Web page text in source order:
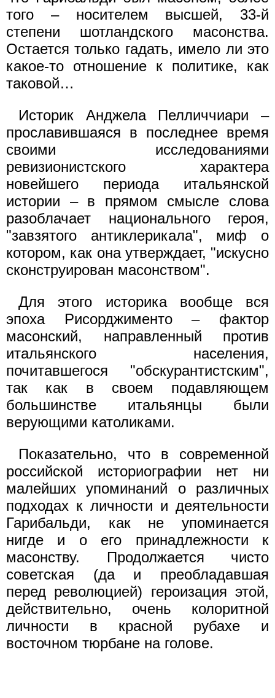
того – носителем высшей, 33-й
степени шотландского масонства.
Остается только гадать, имело ли это
какое-то отношение к политике, как
таковой…
Историк Анджела Пелличчиари –
прославившаяся в последнее время
своими исследованиями
ревизионистского характера
новейшего периода итальянской
истории – в прямом смысле слова
разоблачает национального героя,
"завзятого антиклерикала", миф о
котором, как она утверждает, "искусно
сконструирован масонством".
Для этого историка вообще вся
эпоха Рисорджименто – фактор
масонский, направленный против
итальянского населения,
почитавшегося "обскурантистским",
так как в своем подавляющем
большинстве итальянцы были
верующими католиками.
Показательно, что в современной
российской историографии нет ни
малейших упоминаний о различных
подходах к личности и деятельности
Гарибальди, как не упоминается
нигде и о его принадлежности к
масонству. Продолжается чисто
советская (да и преобладавшая
перед революцией) героизация этой,
действительно, очень колоритной
личности в красной рубахе и
восточном тюрбане на голове.